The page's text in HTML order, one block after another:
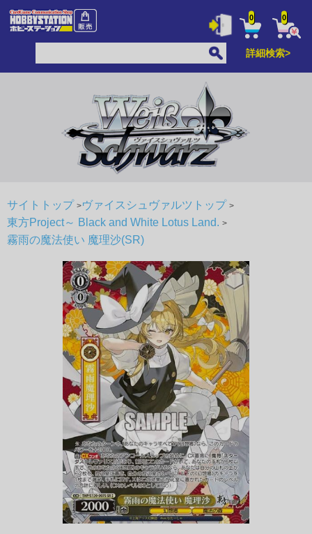
0 0
詳細検索>
サイトトップ
ヴァイスシュヴァルツトップ
東方Project～ Black and White Lotus Land.
霧雨の魔法使い 魔理沙(SR)